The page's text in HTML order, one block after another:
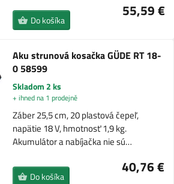
55,59 €
Do košíka
Aku strunová kosačka GÜDE RT 18-
0 58599
Skladom 2 ks
+ ihned na 1 prodejně
Záber 25,5 cm, 20 plastová čepeľ,
napätie 18 V, hmotnosť 1,9 kg.
Akumulátor a nabíjačka nie sú…
40,76 €
Do košíka